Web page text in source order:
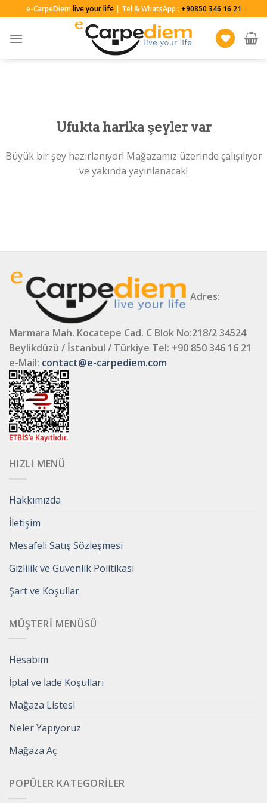
to
content
e-CarpeDiemlive your life| Tel & WhatsApp : +90850 346 16 21
Ufukta harika şeyler var
Büyük bir şey hazırlanıyor! Mağazamız üzerinde çalışılıyor
ve yakında yayınlanacak!
Adres:
Marmara Mah. Kocatepe Cad. C Blok No:218/2 34524
Beylikdüzü / İstanbul / Türkiye Tel: +90 850 346 16 21
e-Mail: contact@e-carpediem.com
HIZLI MENÜ
Hakkımızda
İletişim
Mesafeli Satış Sözleşmesi
Gizlilik ve Güvenlik Politikası
Şart ve Koşullar
MÜŞTERI MENÜSÜ
Hesabım
İptal ve İade Koşulları
Mağaza Listesi
Neler Yapıyoruz
Mağaza Aç
POPÜLER KATEGORILER